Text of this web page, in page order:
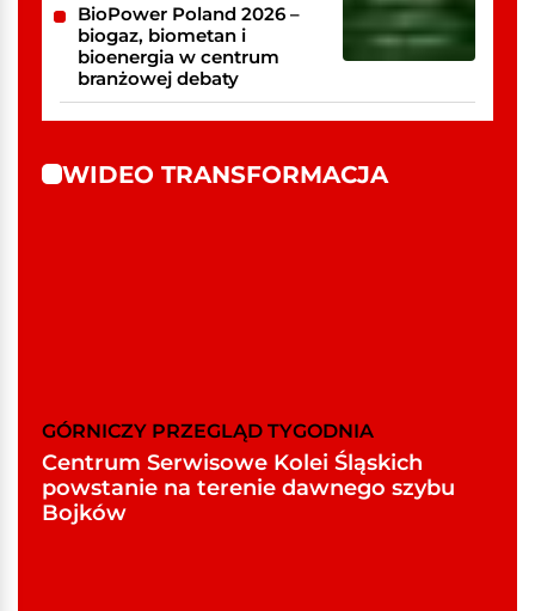
BioPower Poland 2026 –
biogaz, biometan i
bioenergia w centrum
branżowej debaty
WIDEO TRANSFORMACJA
GÓRNICZY PRZEGLĄD TYGODNIA
Centrum Serwisowe Kolei Śląskich
powstanie na terenie dawnego szybu
Bojków